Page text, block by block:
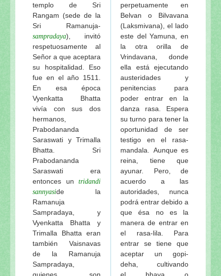
templo de Sri
Rangam (sede de la
Sri Ramanuja-
sampradaya), invitó
respetuosamente al
Señor a que aceptara
su hospitalidad. Eso
fue en el año 1511.
En esa época
Vyenkatta Bhatta
vivía con sus dos
hermanos,
Prabodananda
Saraswati y Trimalla
Bhatta. Sri
Prabodananda
Saraswati era
entonces un tridandi
sannyaside la
Ramanuja
Sampradaya, y
Vyenkatta Bhatta y
Trimalla Bhatta eran
también Vaisnavas
de la Ramanuja
Sampradaya,
quienes son
perpetuamente en
Belvan o Bilvavana
(Laksmivana), el lado
este del Yamuna, en
la otra orilla de
Vrindavana, donde
ella está ejecutando
austeridades y
penitencias para
poder entrar en la
danza rasa. Espera
su turno para tener la
oportunidad de ser
testigo en el rasa-
mandala. Aunque es
reina, tiene que
ayunar. Pero, de
acuerdo a las
autoridades, nunca
podrá entrar debido a
que ésa no es la
manera de entrar en
el rasa-lila. Para
entrar se tiene que
aceptar un gopi-
deha, cultivando
el bhava o